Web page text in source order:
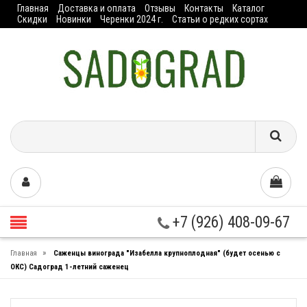
Главная Доставка и оплата Отзывы Контакты
Каталог
Скидки
Новинки Черенки 2024 г. Статьи о редких сортах
+7 (926) 408-09-67
Главная »
Саженцы винограда "Изабелла крупноплодная" (будет осенью с
ОКС) Садоград 1-летний саженец